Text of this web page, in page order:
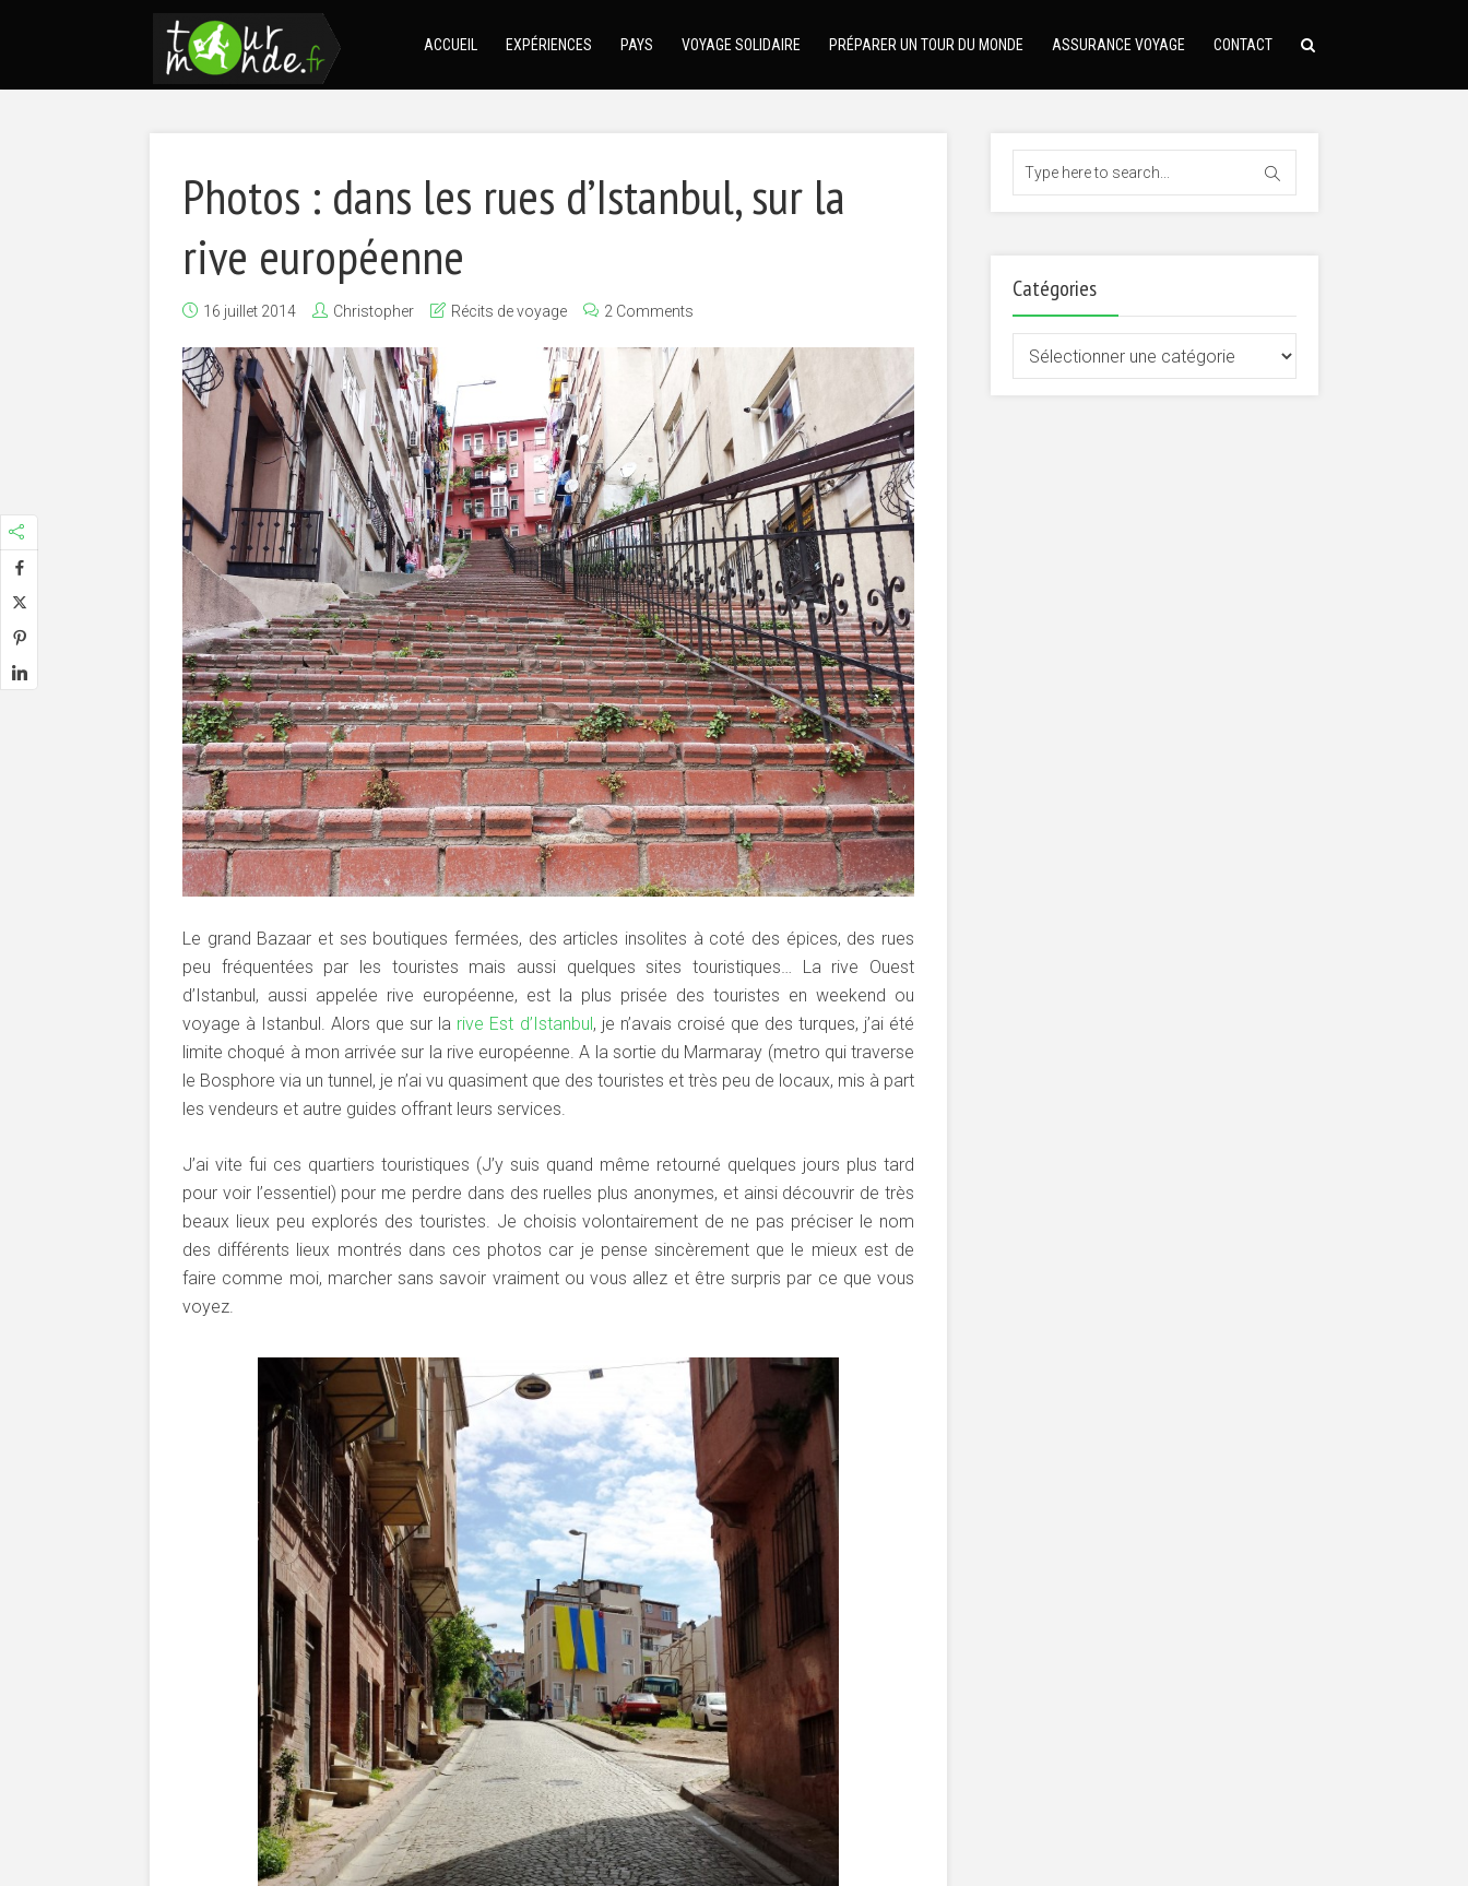
ACCUEIL EXPÉRIENCES PAYS VOYAGE SOLIDAIRE PRÉPARER UN TOUR DU MONDE ASSURANCE VOYAGE CONTACT
Photos : dans les rues d’Istanbul, sur la
rive européenne
16 juillet 2014 Christopher Récits de voyage 2 Comments
Le grand Bazaar et ses boutiques fermées, des articles insolites à coté des épices, des rues
peu fréquentées par les touristes mais aussi quelques sites touristiques… La rive Ouest
d’Istanbul, aussi appelée rive européenne, est la plus prisée des touristes en weekend ou
voyage à Istanbul. Alors que sur la rive Est d’Istanbul, je n’avais croisé que des turques, j’ai été
limite choqué à mon arrivée sur la rive européenne. A la sortie du Marmaray (metro qui traverse
le Bosphore via un tunnel, je n’ai vu quasiment que des touristes et très peu de locaux, mis à part
les vendeurs et autre guides offrant leurs services.
J’ai vite fui ces quartiers touristiques (J’y suis quand même retourné quelques jours plus tard
pour voir l’essentiel) pour me perdre dans des ruelles plus anonymes, et ainsi découvrir de très
beaux lieux peu explorés des touristes. Je choisis volontairement de ne pas préciser le nom
des différents lieux montrés dans ces photos car je pense sincèrement que le mieux est de
faire comme moi, marcher sans savoir vraiment ou vous allez et être surpris par ce que vous
voyez.
Catégories